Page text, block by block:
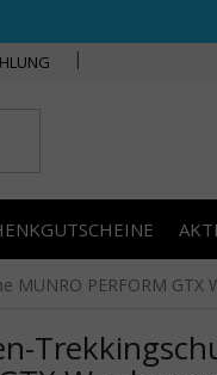
MUNRO PERFORM GTX